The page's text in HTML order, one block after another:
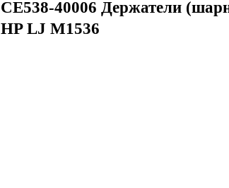
CE538-40006 Держатели
HP LJ M1536